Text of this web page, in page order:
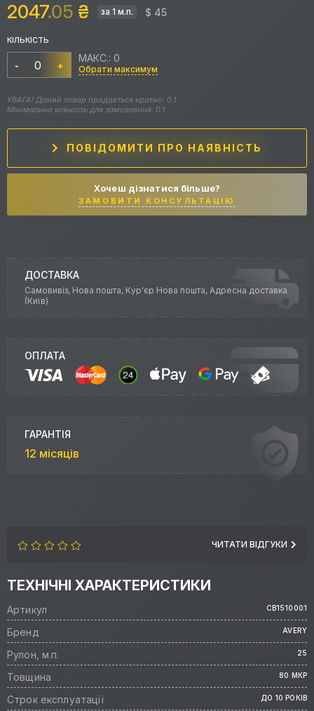
ЧИТАТИ ВІДГУКИ
ТЕХНІЧНІ ХАРАКТЕРИСТИКИ
Артикул CB1510001
Бренд AVERY
Рулон, м.п. 25
Товщина 80 МКР
Строк експлуатації ДО 10 РОКІВ
2047.05 ₴ за 1 м.п. $ 45
КІЛЬКІСТЬ
- +
МАКС.: 0
Обрати максимум
УВАГА! Даний товар продається кратно: 0.1
Мінімальна кількість для замовлення: 0.1
ПОВІДОМИТИ ПРО НАЯВНІСТЬ
Хочеш дізнатися більше?
ЗАМОВИТИ КОНСУЛЬТАЦІЮ
ДОСТАВКА
Самовивіз, Нова пошта, Кур'єр Нова пошта, Адресна доставка
(Київ)
ОПЛАТА
ГАРАНТІЯ
12 місяців